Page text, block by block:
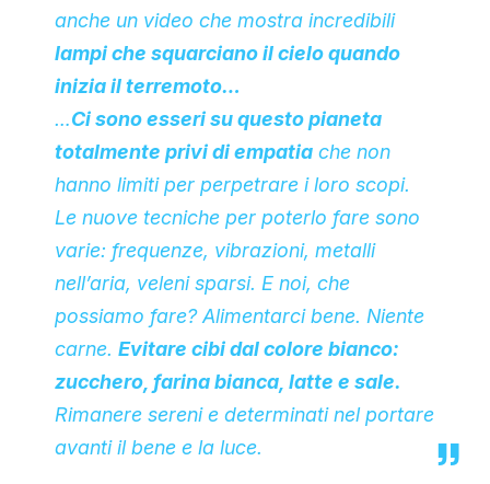
anche un video che mostra incredibili
lampi che squarciano il cielo quando
inizia il terremoto…
…Ci sono esseri su questo pianeta
totalmente privi di empatia che non
hanno limiti per perpetrare i loro scopi.
Le nuove tecniche per poterlo fare sono
varie: frequenze, vibrazioni, metalli
nell’aria, veleni sparsi. E noi, che
possiamo fare? Alimentarci bene. Niente
carne. Evitare cibi dal colore bianco:
zucchero, farina bianca, latte e sale.
Rimanere sereni e determinati nel portare
avanti il bene e la luce.